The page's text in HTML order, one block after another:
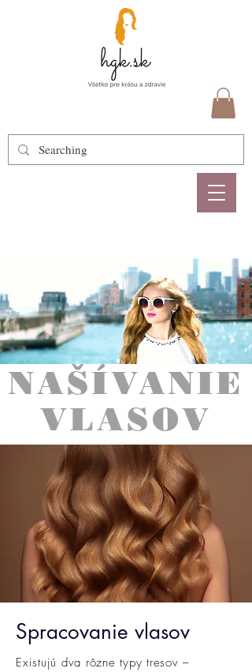
NAŠÍVANIE
VLASOV
Spracovanie vlasov
Existujú dva rôzne typy tresov –